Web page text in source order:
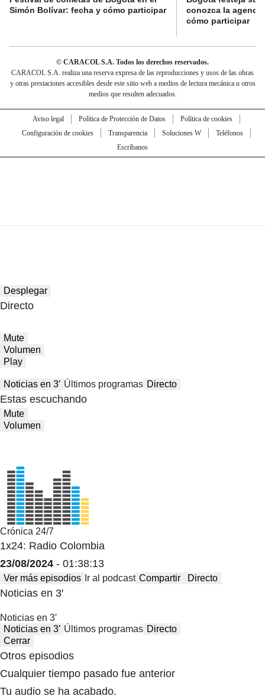
Simón Bolívar: fecha y cómo participar
conozca la
cómo participar
© CARACOL S.A. Todos los derechos reservados.
CARACOL S.A. realiza una reserva expresa de las reproducciones y usos de las obras
y otras prestaciones accesibles desde este sitio web a medios de lectura mecánica u otros
medios que resulten adecuados.
Aviso legal Política de Protección de Datos
Política de cookies
Configuración de cookies
Transparencia Soluciones W
Teléfonos
Escríbanos
Desplegar
Directo
Mute
Volumen
Play
Noticias en 3′ Últimos programas Directo
Estas escuchando
Mute
Volumen
Crónica 24/7
1x24: Radio Colombia
23/08/2024 - 01:38:13
Ver más episodios Ir al podcast Compartir Directo
Noticias en 3′
Noticias en 3′
Noticias en 3′ Últimos programas Directo
Cerrar
Otros episodios
Cualquier tiempo pasado fue anterior
Tu audio se ha acabado.